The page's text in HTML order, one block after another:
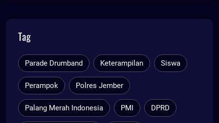
Tag
Parade Drumband Keterampilan Siswa
Perampok Polres Jember
Palang Merah Indonesia PMI DPRD